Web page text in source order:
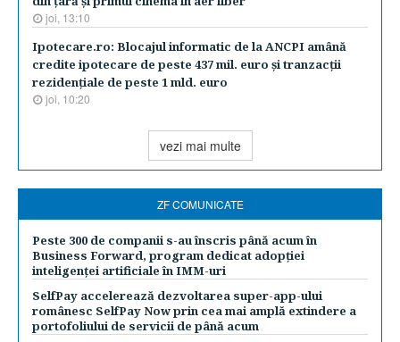
joi, 13:10
Ipotecare.ro: Blocajul informatic de la ANCPI amână
credite ipotecare de peste 437 mil. euro şi tranzacţii
rezidenţiale de peste 1 mld. euro
joi, 10:20
vezi mai multe
ZF COMUNICATE
Peste 300 de companii s-au înscris până acum în
Business Forward, program dedicat adopției
inteligenței artificiale în IMM-uri
SelfPay accelerează dezvoltarea super-app-ului
românesc SelfPay Now prin cea mai amplă extindere a
portofoliului de servicii de până acum